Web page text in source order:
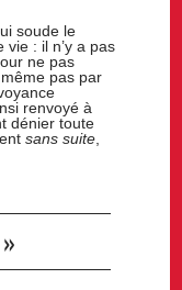
soude le
: il n’y a pas
ne pas
pas par
renvoyé à
dénier toute
sans suite,
»